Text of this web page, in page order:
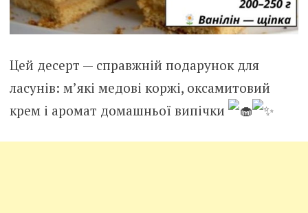
Цей десерт — справжній подарунок для
ласунів: м’які медові коржі, оксамитовий
крем і аромат домашньої випічки